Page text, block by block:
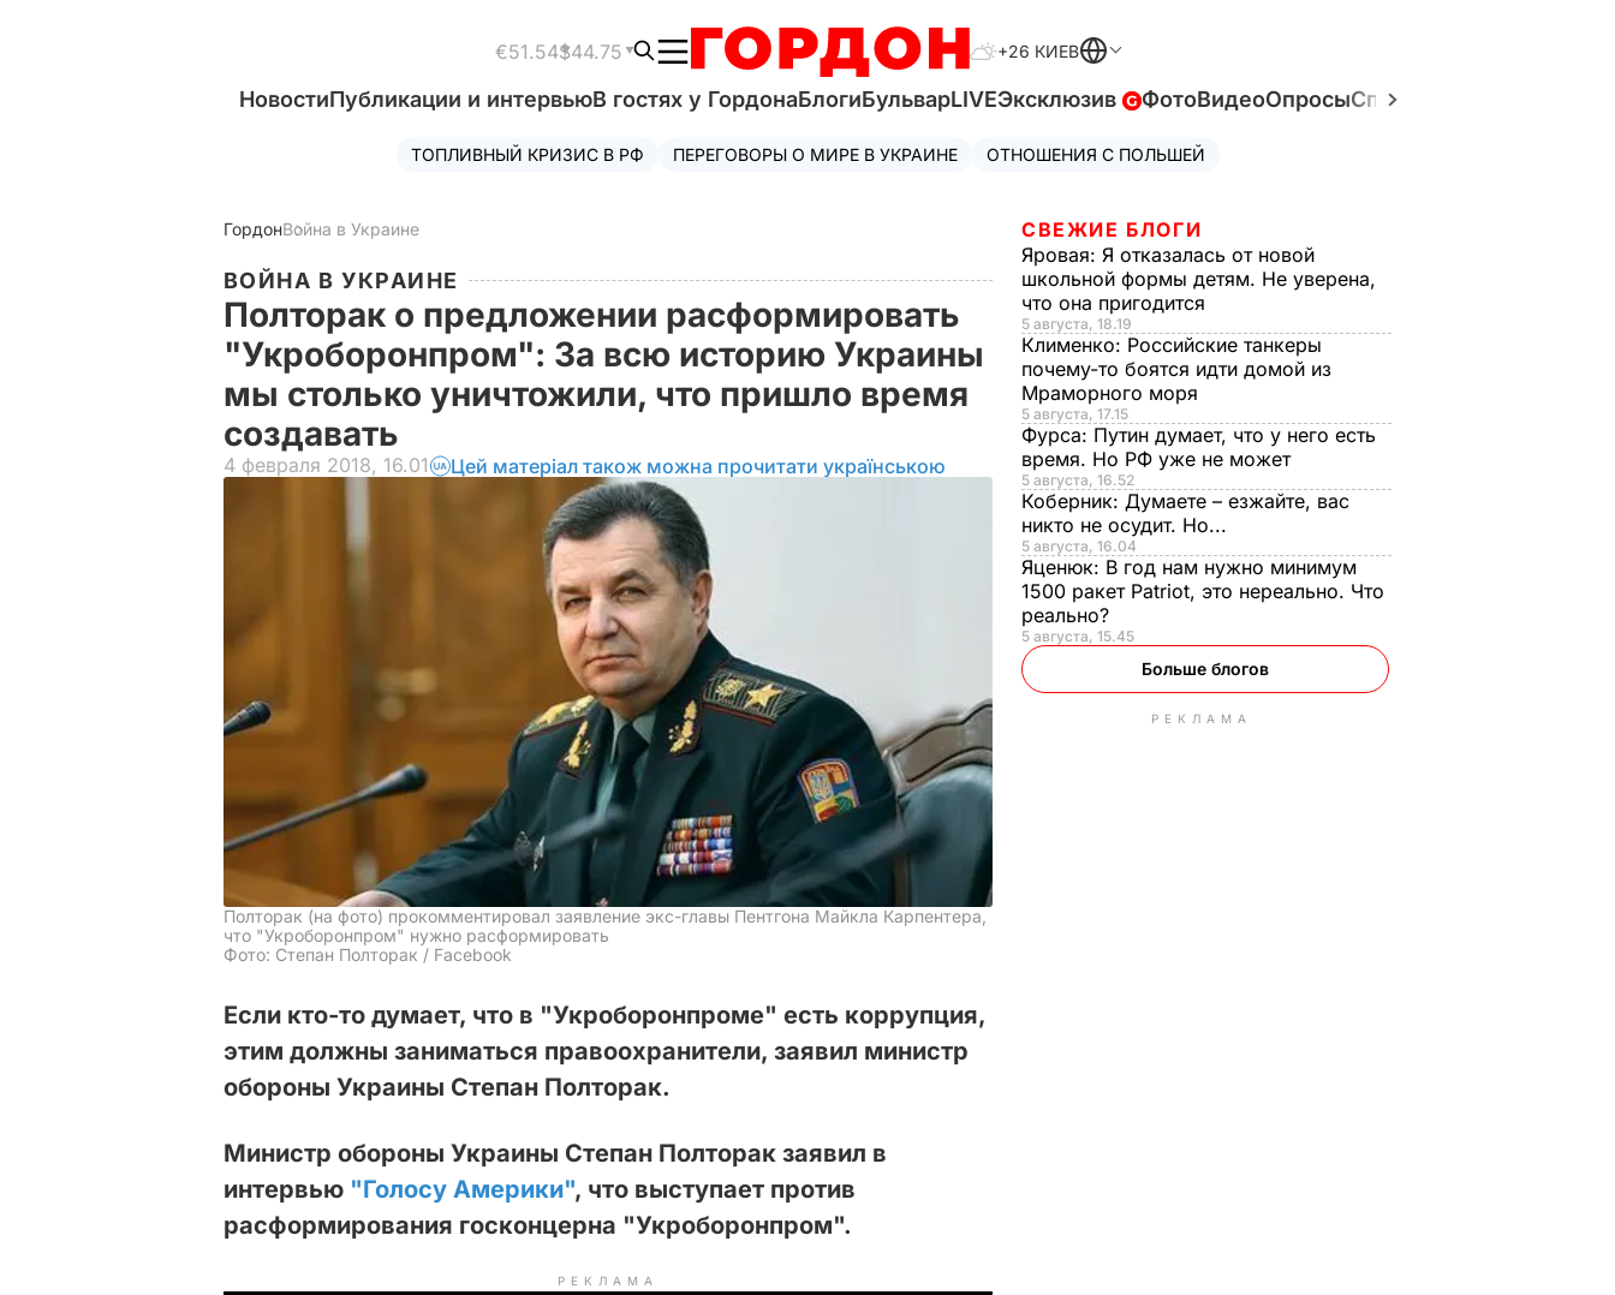
€51.54$44.75 +26 КИЕВ
НовостиПубликации и интервьюВ гостях у ГордонаБлогиБульварLIVEЭксклюзив ФотоВидеоОпросыСпецпроекты
ТОПЛИВНЫЙ КРИЗИС В РФ ПЕРЕГОВОРЫ О МИРЕ В УКРАИНЕ ОТНОШЕНИЯ С ПОЛЬШЕЙ
ГордонВойна в Украине
ВОЙНА В УКРАИНЕ
Полторак о предложении расформировать
"Укроборонпром": За всю историю Украины
мы столько уничтожили, что пришло время
создавать
4 февраля 2018, 16.01 Цей матеріал також можна прочитати українською
Полторак (на фото) прокомментировал заявление экс-главы Пентгона Майкла Карпентера,
что "Укроборонпром" нужно расформировать
Фото: Степан Полторак / Facebook
Если кто-то думает, что в "Укроборонпроме" есть коррупция,
этим должны заниматься правоохранители, заявил министр
обороны Украины Степан Полторак.
Министр обороны Украины Степан Полторак заявил в
интервью "Голосу Америки", что выступает против
расформирования госконцерна "Укроборонпром".
РЕКЛАМА
СВЕЖИЕ БЛОГИ
Яровая: Я отказалась от новой
школьной формы детям. Не уверена,
что она пригодится
5 августа, 18.19
Клименко: Российские танкеры
почему-то боятся идти домой из
Мраморного моря
5 августа, 17.15
Фурса: Путин думает, что у него есть
время. Но РФ уже не может
5 августа, 16.52
Коберник: Думаете – езжайте, вас
никто не осудит. Но...
5 августа, 16.04
Яценюк: В год нам нужно минимум
1500 ракет Patriot, это нереально. Что
реально?
5 августа, 15.45
Больше блогов
РЕКЛАМА